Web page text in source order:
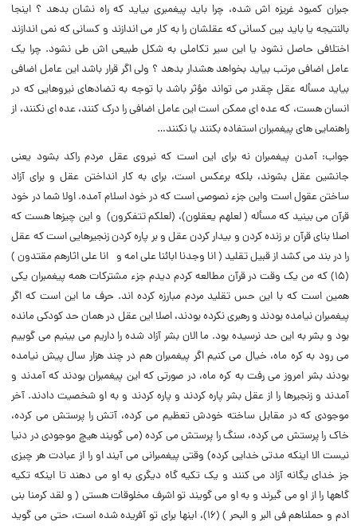
جبران کمبود غریزه اش شده، چرا باید پیغمبرى بیاید که راه نشان بدهد ؟ اینجا
بالنتیجه یا باید بین کسانى که عقلشان را به کار مى اندازند و کسانى که نمى اندازند
اختلافى حاصل نشود یا این سیر تکاملى به شکل طبیعى اش طى نشود. چرا یک
عامل اضافى مرتب بیاید بخواهد هشدار بدهد ؟ ولى اگر قرار باشد این عامل اضافى
بیاید مسأله عقل چقدر مى تواند مؤثر باشد با توجه به تضادهاى نیروهایى که در
انسان هست، که عده اى ممکن است این عامل اضافى را درک کنند، عده اى نکنند، از
راهنمایی هاى پیغمبران استفاده بکنند یا نکنند…
جواب: آمدن پیغمبران نه براى این است که نیروى عقل مردم راکد بشود یعنى
جانشین عقل بشوند، بلکه برعکس است، براى به کار انداختن عقل و براى آزاد
ساختن عقول است واین جزء نصوصى است که در خود اسلام آمده. اولا شما در خود
قرآن مى بینید که مسأله (‌ لعلهم یعقلون)، (‌لعلکم تتفکرون) و این چیزها هست که
اصلا بناى قرآن بر زنده کردن و بیدار کردن عقل و بر پاره کردن زنجیرهایى است که عقل
را در بند مى کشد از قبیل تقلید (‌ انا وجدنا ابائنا على امه و انا على اثارهم مقتدون )
(‌۱۵) که من یک وقت در قرآن مطالعه کردم دیدم جزء مشترکات همه پیغمبران یکى
همین است که با این حس تقلید مردم مبارزه کرده اند. حرف ما این است که اگر
پیغمبران نیامده بودند و رهبرى نکرده بودند، اصلا این عقل در همان حد کودکى مانده
بود و بشر به این حد نرسیده بود. ما الان بشر آزاد شده را داریم مى بینیم مى گوییم
مى رود به کره ماه، خیال مى کنیم اگر پیغمبران هم در چند هزار سال پیش نیامده
بودند بشر امروز مى رفت به کره ماه، در صورتى که این پیغمبران بودند که آمدند و
آمدند و زنجیرها را از عقل بشر پاره کردند و پاره کردند و به او شخصیت دادند. آخر
موجودى که در مقابل ساخته خودش تعظیم مى کرده، آتش را پرستش مى کرده،
خاک را پرستش مى کرده، سنگ را پرستش مى کرده (‌مى گویند هیچ موجودى در دنیا
نیست الا اینکه مدتى خدایى کرده) وقتى پیغمبرانى مى آیند او را از عبادت هر چیزى
جز خداى یگانه آزاد مى کنند و یک تکیه گاه دیگرى به او مى دهند تا اینکه تکیه
گاهها را از او مى گیرند و به او مى گویند تو اشرف مخلوقات هستى (‌ و لقد کرمنا بنى
ادم و حملناهم فى البر و البحر ) (‌۱۶)، اینها براى تو آفریده شده است، حتى مى گوید